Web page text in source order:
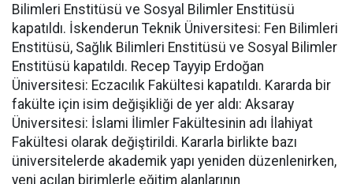
Bilimleri Enstitüsü ve Sosyal Bilimler Enstitüsü
kapatıldı. İskenderun Teknik Üniversitesi: Fen Bilimleri
Enstitüsü, Sağlık Bilimleri Enstitüsü ve Sosyal Bilimler
Enstitüsü kapatıldı. Recep Tayyip Erdoğan
Üniversitesi: Eczacılık Fakültesi kapatıldı. Kararda bir
fakülte için isim değişikliği de yer aldı: Aksaray
Üniversitesi: İslami İlimler Fakültesinin adı İlahiyat
Fakültesi olarak değiştirildi. Kararla birlikte bazı
üniversitelerde akademik yapı yeniden düzenlenirken,
yeni açılan birimlerle eğitim alanlarının